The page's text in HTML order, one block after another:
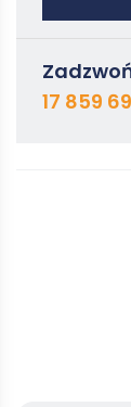
17 859